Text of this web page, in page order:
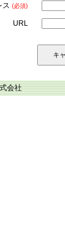
ス (必須)
URL
会社